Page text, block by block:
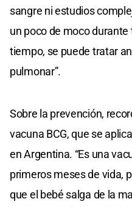
sangre ni estudios
un poco de moco
tiempo, se puede tratar
pulmonar”.
Sobre la prevención,
vacuna BCG, que se
en Argentina. “Es una
primeros meses de vida,
que el bebé salga de la